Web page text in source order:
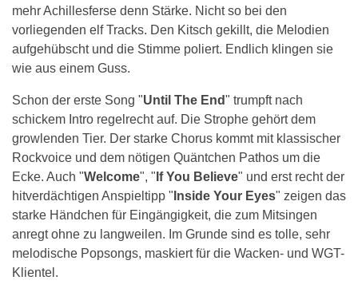
mehr Achillesferse denn Stärke. Nicht so bei den
vorliegenden elf Tracks. Den Kitsch gekillt, die Melodien
aufgehübscht und die Stimme poliert. Endlich klingen sie
wie aus einem Guss.
Schon der erste Song "Until The End" trumpft nach
schickem Intro regelrecht auf. Die Strophe gehört dem
growlenden Tier. Der starke Chorus kommt mit klassischer
Rockvoice und dem nötigen Quäntchen Pathos um die
Ecke. Auch "Welcome", " If You Believe" und erst recht der
hitverdächtigen Anspieltipp " Inside Your Eyes" zeigen das
starke Händchen für Eingängigkeit, die zum Mitsingen
anregt ohne zu langweilen. Im Grunde sind es tolle, sehr
melodische Popsongs, maskiert für die Wacken- und WGT-
Klientel.